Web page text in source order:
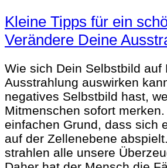
Kleine Tipps für ein
Verändere Deine
Wie sich Dein Selbstbild auf
Ausstrahlung auswirken
negatives Selbstbild hast,
Mitmenschen sofort
einfachen Grund, dass sich
auf der Zellenebene
strahlen alle unsere